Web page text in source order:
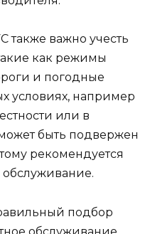
важно учесть
как режимы
и погодные
условиях, например
или в
быть подвержен
рекомендуется
обслуживание.
подбор
обслуживание